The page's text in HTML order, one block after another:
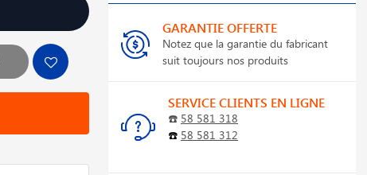
GARANTIE OFFERTE
Notez que la garantie du fabricant
suit toujours nos produits
SERVICE CLIENTS EN LIGNE
☎️ 58 581 318
☎️ 58 581 312